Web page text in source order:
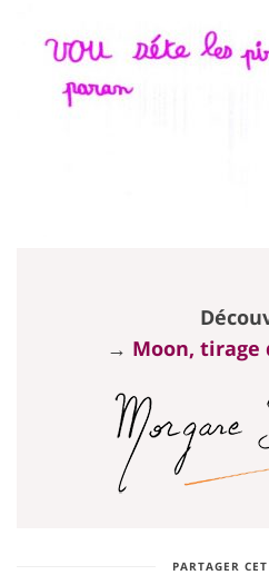
→ Moon, tirage
PARTAGER